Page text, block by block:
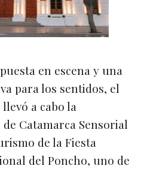
en escena y una
para los sentidos, el
a cabo la
Catamarca Sensorial
de la Fiesta
del Poncho, uno de